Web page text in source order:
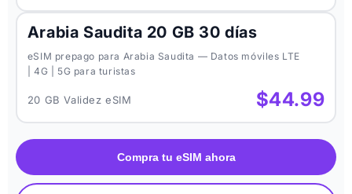
Arabia Saudita 20 GB 30 días
eSIM prepago para Arabia Saudita — Datos móviles LTE
| 4G | 5G para turistas
20 GB Validez eSIM $44.99
Compra tu eSIM ahora